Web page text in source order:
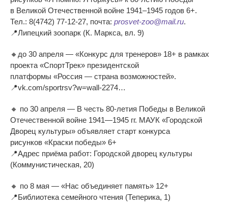
в Великой Отечественной войне 1941–1945 годов 6+.
Тел.: 8(4742) 77-12-27, почта: prosvet-zoo@mail.ru.
📍Липецкий зоопарк (К. Маркса, вл. 9)
🔸 до 30 апреля — «Конкурс для тренеров» 18+ в рамках
проекта «СпортТрек» президентской
платформы «Россия — страна возможностей».
📍vk.com/sportrsv?w=wall-2274…
🔸 по 30 апреля — В честь 80-летия Победы в Великой
Отечественной войне 1941—1945 гг. МАУК «Городской
Дворец культуры» объявляет старт конкурса
рисунков «Краски победы» 6+
📍Адрес приёма работ: Городской дворец культуры
(Коммунистическая, 20)
🔸 по 8 мая — «Нас объединяет память» 12+
📍Библиотека семейного чтения (Теперика, 1)